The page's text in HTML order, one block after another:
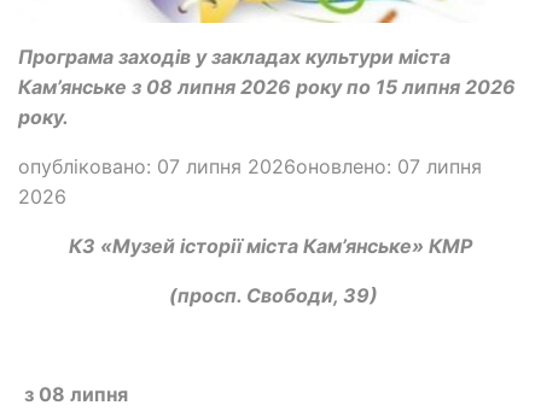
Програма заходів у закладах культури міста
Кам’янське з 08 липня 2026 року по 15 липня 2026
року.
опубліковано: 07 липня 2026оновлено: 07 липня
2026
КЗ «Музей історії міста Кам’янське» КМР
(просп. Свободи, 39)
з 08 липня